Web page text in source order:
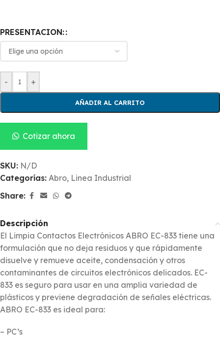
PRESENTACION:
- +
AÑADIR AL CARRITO
Cotizar ahora
SKU: N/D
Categorías: Abro, Linea Industrial
Share:
Descripción
El Limpia Contactos Electrónicos ABRO EC-833 tiene una
formulación que no deja residuos y que rápidamente
disuelve y remueve aceite, condensación y otros
contaminantes de circuitos electrónicos delicados. EC-
833 es seguro para usar en una amplia variedad de
plásticos y previene degradación de señales eléctricas.
ABRO EC-833 es ideal para:
– PC’s